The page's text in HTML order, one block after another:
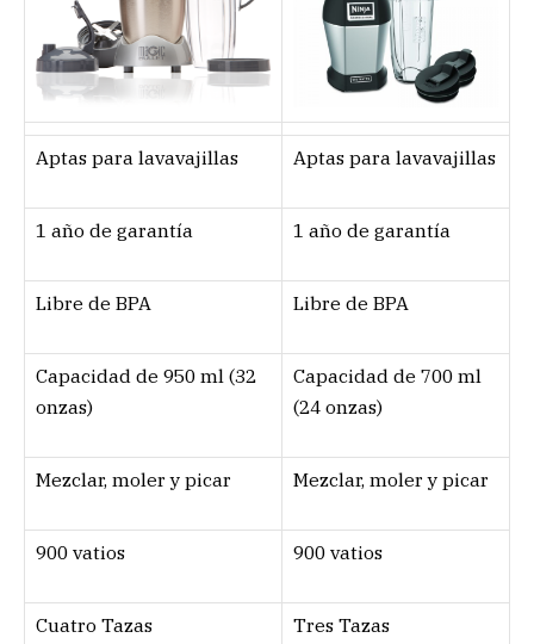
Aptas para lavavajillas Aptas para lavavajillas
1 año de garantía 1 año de garantía
Libre de BPA Libre de BPA
Capacidad de 950 ml (32
onzas)
Capacidad de 700 ml
(24 onzas)
Mezclar, moler y picar Mezclar, moler y picar
900 vatios 900 vatios
Cuatro Tazas Tres Tazas